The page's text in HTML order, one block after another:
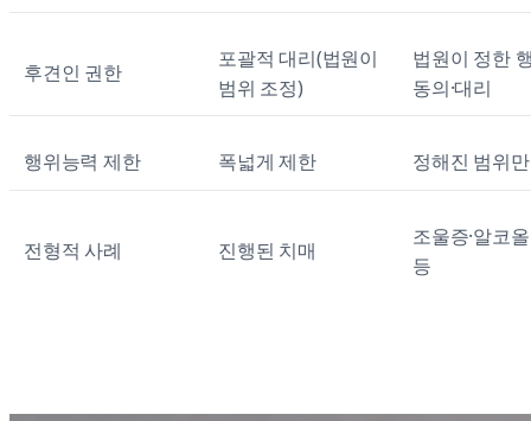
후견인 권한
포괄적 대리(법원이
범위 조정)
법원이 정한
동의·대리
행위능력 제한 폭넓게 제한 정해진 범위
전형적 사례 진행된 치매
조울증·알코
등